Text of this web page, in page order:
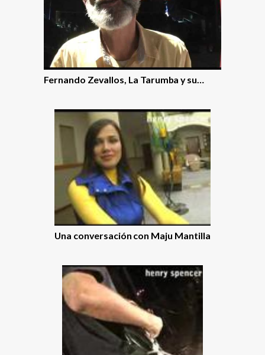
Fernando Zevallos, La Tarumba y su…
Una conversación con Maju Mantilla